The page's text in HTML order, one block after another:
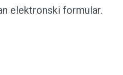
elektronski formular.